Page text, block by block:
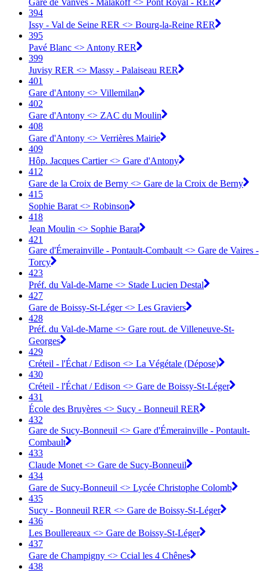
Gare de Vanves - Malakoff <> Pont Royal - RER
394
Issy - Val de Seine RER <> Bourg-la-Reine RER
395
Pavé Blanc <> Antony RER
399
Juvisy RER <> Massy - Palaiseau RER
401
Gare d'Antony <>︎ Villemilan
402
Gare d'Antony <>︎ ZAC du Moulin
408
Gare d'Antony <>︎ Verrières Mairie
409
Hôp. Jacques Cartier <>︎ Gare d'Antony
412
Gare de la Croix de Berny <>︎ Gare de la Croix de Berny
415
Sophie Barat <>︎ Robinson
418
Jean Moulin <>︎ Sophie Barat
421
Gare d'Émerainville - Pontault-Combault <> Gare de Vaires -
Torcy
423
Préf. du Val-de-Marne <> Stade Lucien Destal
427
Gare de Boissy-St-Léger <> Les Graviers
428
Préf. du Val-de-Marne <> Gare rout. de Villeneuve-St-
Georges
429
Créteil - l'Échat / Edison <> La Végétale (Dépose)
430
Créteil - l'Échat / Edison <> Gare de Boissy-St-Léger
431
École des Bruyères <> Sucy - Bonneuil RER
432
Gare de Sucy-Bonneuil <> Gare d'Émerainville - Pontault-
Combault
433
Claude Monet <> Gare de Sucy-Bonneuil
434
Gare de Sucy-Bonneuil <> Lycée Christophe Colomb
435
Sucy - Bonneuil RER <> Gare de Boissy-St-Léger
436
Les Boullereaux <> Gare de Boissy-St-Léger
437
Gare de Champigny <> Ccial les 4 Chênes
438